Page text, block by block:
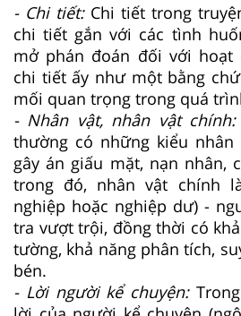
- Chi tiết:Chi tiết trong
chi tiết gắn với các tình
mở phán đoán đối với hoạt
chi tiết ấy như một bằng
mối quan trọng trong quá
- Nhân vật, nhân vật chính:
thường có những kiểu nhân
gây án giấu mặt, nạn nhân,
trong đó, nhân vật chính
nghiệp hoặc nghiệp dư) -
tra vượt trội, đồng thời có
tường, khả năng phân tích,
bén.
- Lời người kể chuyện: